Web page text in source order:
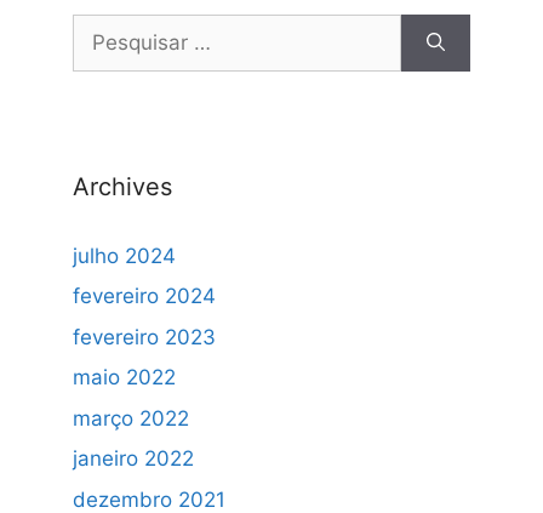
Archives
julho 2024
fevereiro 2024
fevereiro 2023
maio 2022
março 2022
janeiro 2022
dezembro 2021